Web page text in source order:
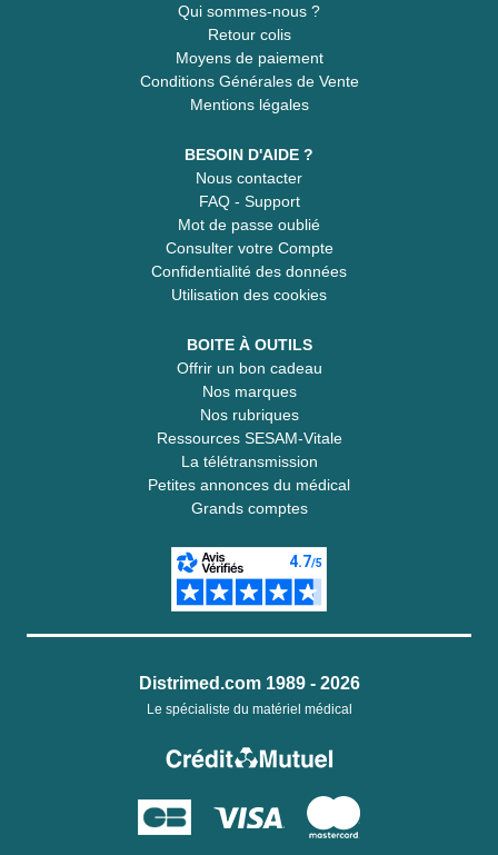
Qui sommes-nous ?
Retour colis
Moyens de paiement
Conditions Générales de Vente
Mentions légales
BESOIN D'AIDE ?
Nous contacter
FAQ - Support
Mot de passe oublié
Consulter votre Compte
Confidentialité des données
Utilisation des cookies
BOITE À OUTILS
Offrir un bon cadeau
Nos marques
Nos rubriques
Ressources SESAM-Vitale
La télétransmission
Petites annonces du médical
Grands comptes
Distrimed.com 1989 - 2026
Le spécialiste du matériel médical